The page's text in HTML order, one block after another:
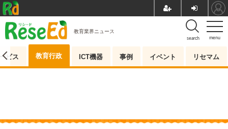
menu
search
教育業界ニュース
ビス 教育行政 ICT機器 事例 イベント リセマム